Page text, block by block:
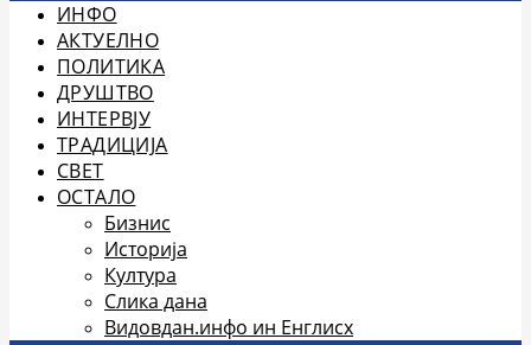
ИНФО
АКТУЕЛНО
ПОЛИТИКА
ДРУШТВО
ИНТЕРВЈУ
ТРАДИЦИЈА
СВЕТ
ОСТАЛО
Бизнис
Историја
Култура
Слика дана
Видовдан.инфо ин Енглисх